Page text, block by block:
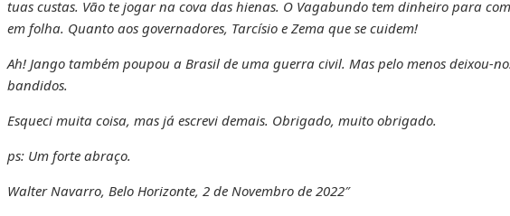
tuas custas. Vão te jogar na cova das hienas. O Vagabundo tem dinheiro para
em folha. Quanto aos governadores, Tarcísio e Zema que se cuidem!
Ah! Jango também poupou a Brasil de uma guerra civil. Mas pelo menos deixou-
bandidos.
Esqueci muita coisa, mas já escrevi demais. Obrigado, muito obrigado.
ps: Um forte abraço.
Walter Navarro, Belo Horizonte, 2 de Novembro de 2022″